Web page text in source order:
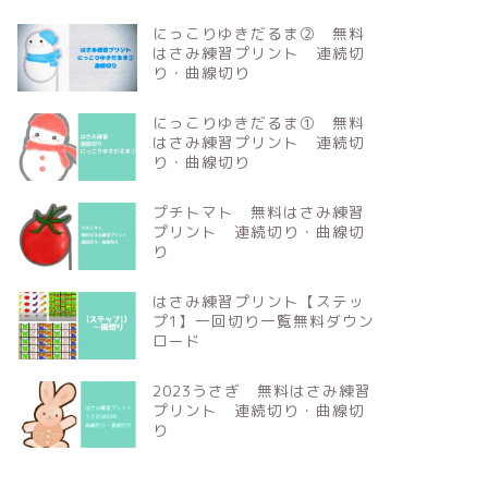
にっこりゆきだるま② 無料
はさみ練習プリント 連続切
り・曲線切り
にっこりゆきだるま① 無料
はさみ練習プリント 連続切
り・曲線切り
プチトマト 無料はさみ練習
プリント 連続切り・曲線切
り
はさみ練習プリント【ステッ
プ1】一回切り一覧無料ダウン
ロード
2023うさぎ 無料はさみ練習
プリント 連続切り・曲線切
り